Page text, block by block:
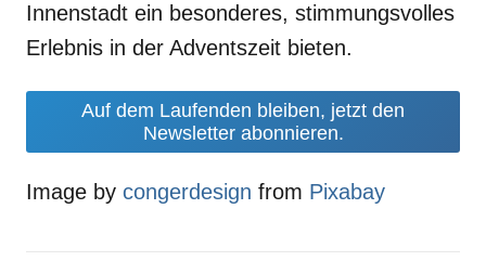
Innenstadt ein besonderes, stimmungsvolles
Erlebnis in der Adventszeit bieten.
Auf dem Laufenden bleiben, jetzt den
Newsletter abonnieren.
Image by congerdesign from Pixabay